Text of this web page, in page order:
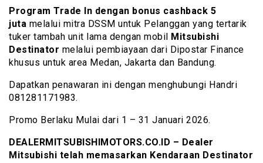
Program Trade In dengan bonus cashback 5
juta melalui mitra DSSM untuk Pelanggan yang tertarik
tuker tambah unit lama dengan mobil
Mitsubishi
Destinator melalui pembiayaan dari Dipostar Finance
khusus untuk area Medan, Jakarta dan Bandung.
Dapatkan penawaran ini dengan menghubungi Handri
081281171983.
Promo Berlaku Mulai dari 1 – 31 Januari 2026.
DEALERMITSUBISHIMOTORS.CO.ID – Dealer
Mitsubishi telah memasarkan Kendaraan Destinator